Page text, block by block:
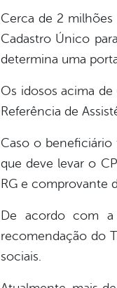
Cerca de 2
Cadastro Único
determina uma
Os idosos acima
Referência de
Caso o beneficiário
que deve levar o
RG e comprovante
De acordo com a
recomendação do
sociais.